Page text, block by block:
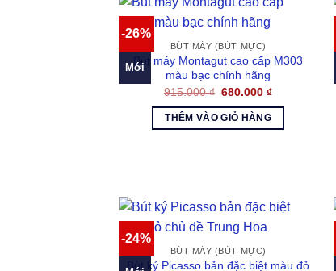
-26%
Mới
BÚT MÁY (BÚT MỰC)
Bút máy Montagut cao cấp M303
màu bạc chính hãng
915.000₫ Giá
là:
915.000 ₫.
680.000₫Giá
THÊM VÀO GIỎ HÀNG
-24%
BÚT MÁY (BÚT MỰC)
Bút ký Picasso bản đặc biệt màu đỏ